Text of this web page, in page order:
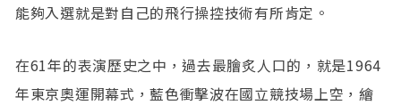
能夠入選就是對自己的飛行操控技術有所肯定。
在61年的表演歷史之中，過去最膾炙人口的，就是1964
年東京奧運開幕式，藍色衝擊波在國立競技場上空，繪